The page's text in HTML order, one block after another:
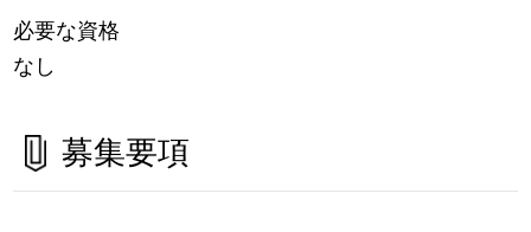
必要な資格
なし
募集要項